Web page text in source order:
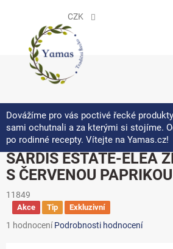
CZK
Dovážíme pro vás poctivé řecké
sami ochutnali a za kterými si stojíme.
po rodinné recepty. Vítejte na Yamas.cz!
SARDIS ESTATE-ELEA
S ČERVENOU
11849
Akce Tip Exkluzivní
Průměrné
1 hodnocení Podrobnosti hodnocení